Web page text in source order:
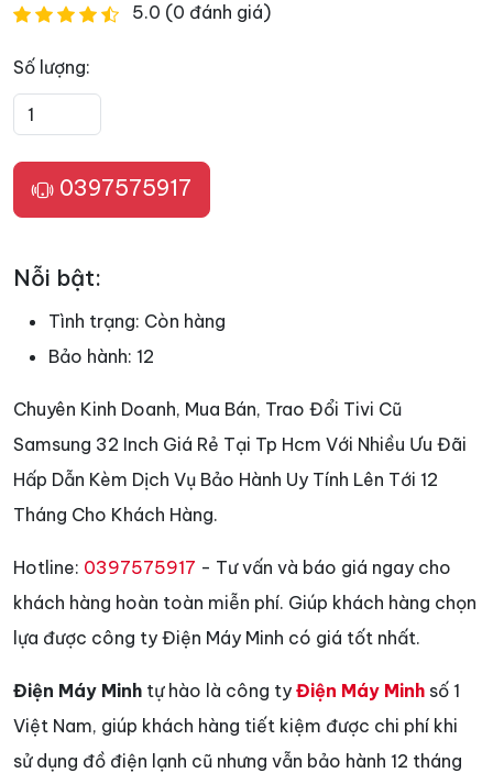
5.0 (0 đánh giá)
Số lượng:
0397575917
Nỗi bật:
Tình trạng: Còn hàng
Bảo hành: 12
Chuyên Kinh Doanh, Mua Bán, Trao Đổi Tivi Cũ
Samsung 32 Inch Giá Rẻ Tại Tp Hcm Với Nhiều Ưu Đãi
Hấp Dẫn Kèm Dịch Vụ Bảo Hành Uy Tính Lên Tới 12
Tháng Cho Khách Hàng.
Hotline: 0397575917 - Tư vấn và báo giá ngay cho
khách hàng hoàn toàn miễn phí. Giúp khách hàng chọn
lựa được công ty Điện Máy Minh có giá tốt nhất.
Điện Máy Minh tự hào là công ty Điện Máy Minh số 1
Việt Nam, giúp khách hàng tiết kiệm được chi phí khi
sử dụng đồ điện lạnh cũ nhưng vẫn bảo hành 12 tháng